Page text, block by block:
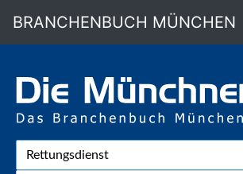
BRANCHENBUCH MÜNCHEN